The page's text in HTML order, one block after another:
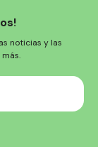
noticias y las